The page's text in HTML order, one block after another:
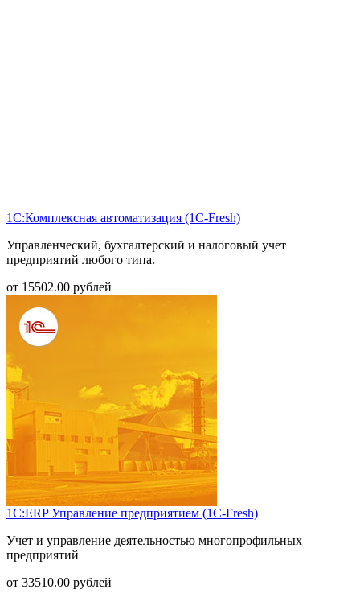
1С:Комплексная автоматизация (1С-Fresh)
Управленческий, бухгалтерский и налоговый учет
предприятий любого типа.
от 15502.00 рублей
1С:ERP Управление предприятием (1С-Fresh)
Учет и управление деятельностью многопрофильных
предприятий
от 33510.00 рублей